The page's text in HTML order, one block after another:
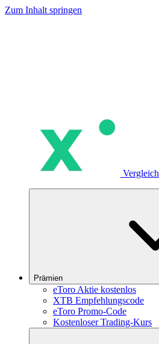
Zum Inhalt springen
Vergleich
Prämien
eToro Aktie kostenlos
XTB Empfehlungscode
eToro Promo-Code
Kostenloser Trading-Kurs